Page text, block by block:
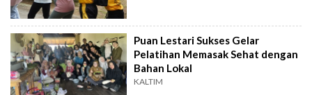
Puan Lestari Sukses Gelar
Pelatihan Memasak Sehat dengan
Bahan Lokal
KALTIM